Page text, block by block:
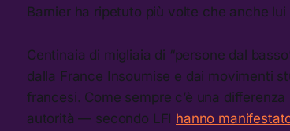
Barnier ha ripetuto più volte che anche lui
Centinaia di migliaia di “persone dal
dalla France Insoumise e dai movimenti
francesi. Come sempre c’è una
autorità — secondo LFI hanno